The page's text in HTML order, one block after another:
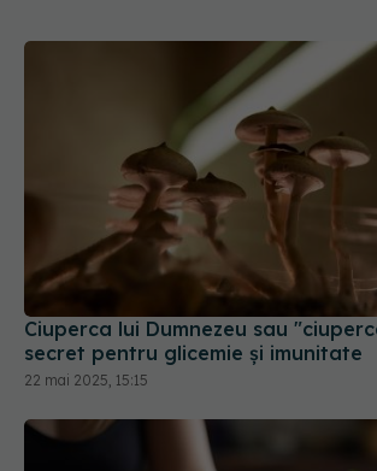
Ciuperca lui Dumnezeu sau
secret pentru glicemie și imunitate
22 mai 2025, 15:15